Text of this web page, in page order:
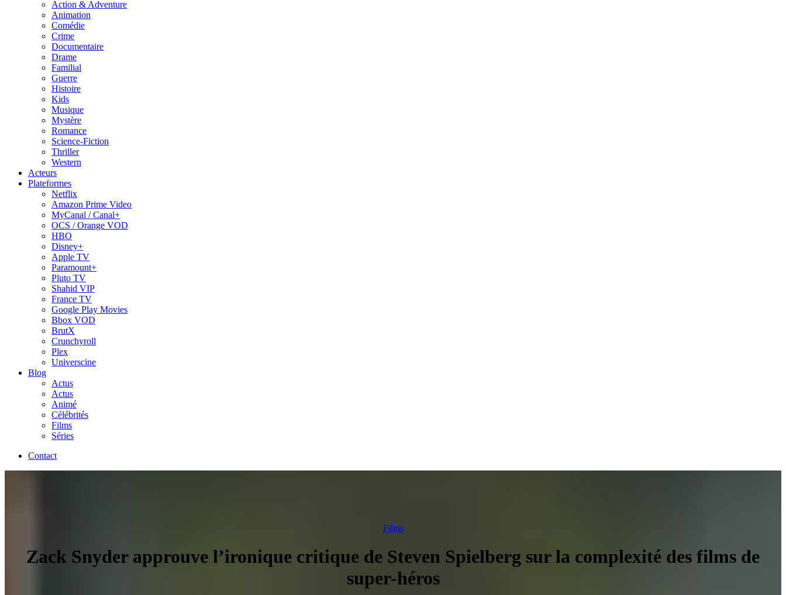
Action & Adventure
Animation
Comédie
Crime
Documentaire
Drame
Familial
Guerre
Histoire
Kids
Musique
Mystère
Romance
Science-Fiction
Thriller
Western
Acteurs
Plateformes
Netflix
Amazon Prime Video
MyCanal / Canal+
OCS / Orange VOD
HBO
Disney+
Apple TV
Paramount+
Pluto TV
Shahid VIP
France TV
Google Play Movies
Bbox VOD
BrutX
Crunchyroll
Plex
Universcine
Blog
Actus
Actus
Animé
Célébrités
Films
Séries
Contact
Films
Zack Snyder approuve l’ironique critique de Steven Spielberg sur la complexité des films de
super-héros